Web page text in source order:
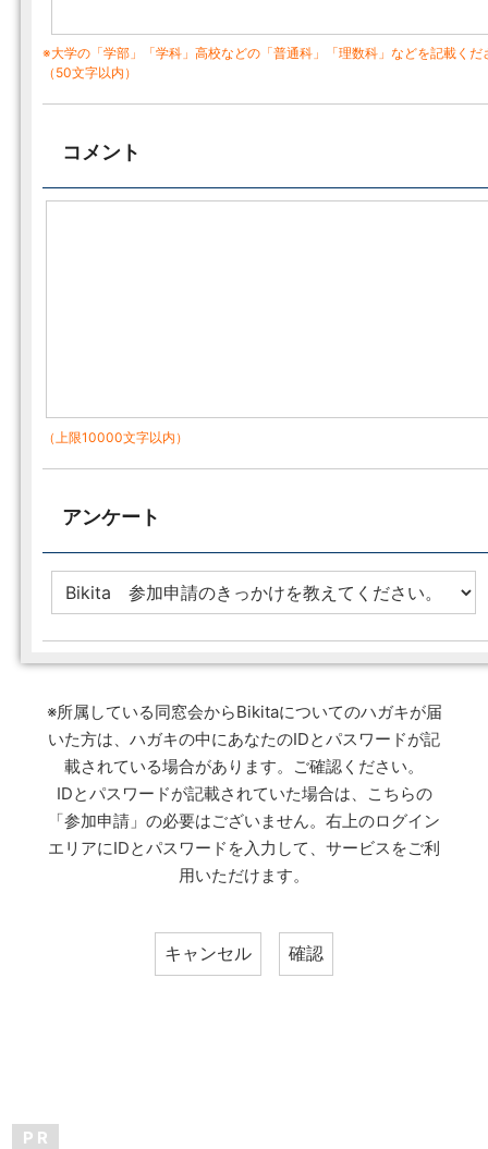
※大学の「学部」「学科」高校などの「普通科」「理数科」などを記載くだ
（50文字以内）
コメント
（上限10000文字以内）
アンケート
※所属している同窓会からBikitaについてのハガキが届
いた方は、ハガキの中にあなたのIDとパスワードが記
載されている場合があります。ご確認ください。
IDとパスワードが記載されていた場合は、こちらの
「参加申請」の必要はございません。右上のログイン
エリアにIDとパスワードを入力して、サービスをご利
用いただけます。
P R